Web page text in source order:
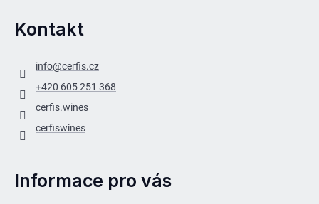
Kontakt
info@cerfis.cz
+420 605 251 368
cerfis.wines
cerfiswines
Informace pro vás